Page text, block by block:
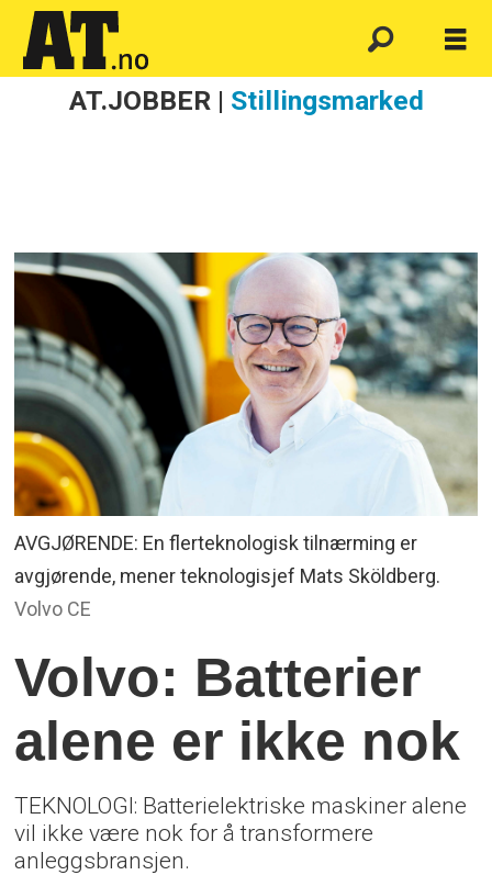
AT.JOBBER | Stillingsmarked
AVGJØRENDE: En flerteknologisk tilnærming er
avgjørende, mener teknologisjef Mats Sköldberg.
Volvo CE
Volvo: Batterier
alene er ikke nok
TEKNOLOGI: Batterielektriske maskiner alene
vil ikke være nok for å transformere
anleggsbransjen.